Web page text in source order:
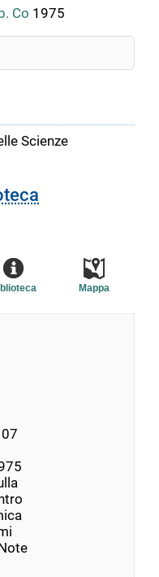
Co 1975
Scienze
Mappa